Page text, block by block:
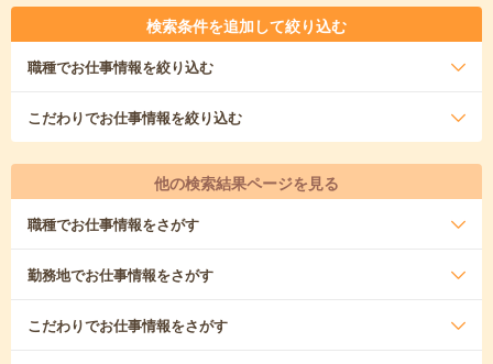
検索条件を追加して絞り込む
職種でお仕事情報を絞り込む
こだわりでお仕事情報を絞り込む
他の検索結果ページを見る
職種でお仕事情報をさがす
勤務地でお仕事情報をさがす
こだわりでお仕事情報をさがす